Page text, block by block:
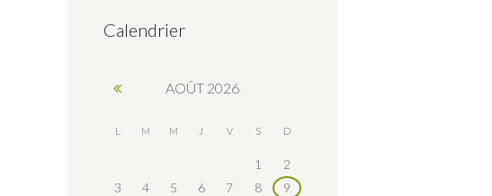
Calendrier
AOÛT 2026
L M M J V S D
1
2
3
4 5 6 7 8
9